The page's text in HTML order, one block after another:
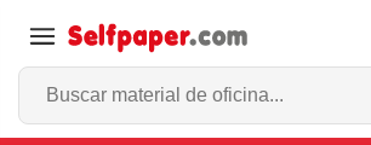
Volver